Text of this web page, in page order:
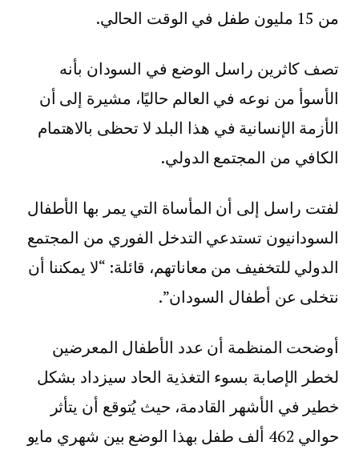
من 15 مليون طفل في الوقت الحالي.
تصف كاثرين راسل الوضع في السودان بأنه
الأسوأ من نوعه في العالم حاليًا، مشيرة إلى أن
الأزمة الإنسانية في هذا البلد لا تحظى بالاهتمام
الكافي من المجتمع الدولي.
لفتت راسل إلى أن المأساة التي يمر بها الأطفال
السودانيون تستدعي التدخل الفوري من المجتمع
الدولي للتخفيف من معاناتهم، قائلة: “لا يمكننا أن
نتخلى عن أطفال السودان”.
أوضحت المنظمة أن عدد الأطفال المعرضين
لخطر الإصابة بسوء التغذية الحاد سيزداد بشكل
خطير في الأشهر القادمة، حيث يُتوقع أن يتأثر
حوالي 462 ألف طفل بهذا الوضع بين شهري مايو